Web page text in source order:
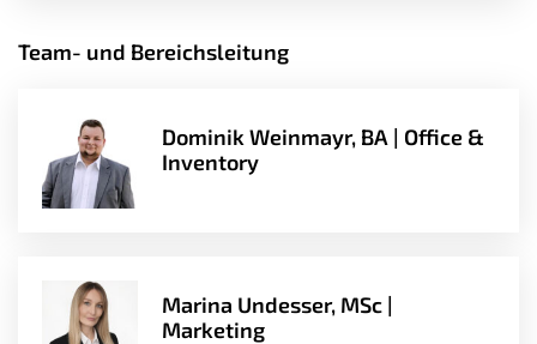
Team- und Bereichsleitung
Dominik Weinmayr, BA | Office &
Inventory
Marina Undesser, MSc |
Marketing